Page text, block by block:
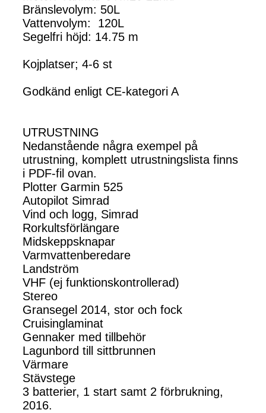
Bränslevolym: 50L
Vattenvolym: 120L
Segelfri höjd: 14.75 m
Kojplatser; 4-6 st
Godkänd enligt CE-kategori A
UTRUSTNING
Nedanstående några exempel på
utrustning, komplett utrustningslista finns
i PDF-fil ovan.
Plotter Garmin 525
Autopilot Simrad
Vind och logg, Simrad
Rorkultsförlängare
Midskeppsknapar
Varmvattenberedare
Landström
VHF (ej funktionskontrollerad)
Stereo
Gransegel 2014, stor och fock
Cruisinglaminat
Gennaker med tillbehör
Lagunbord till sittbrunnen
Värmare
Stävstege
3 batterier, 1 start samt 2 förbrukning,
2016.